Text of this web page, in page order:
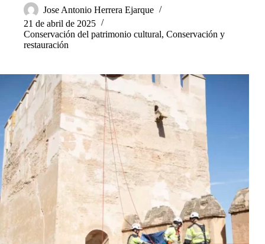
Jose Antonio Herrera Ejarque
21 de abril de 2025
Conservación del patrimonio cultural, Conservación y
restauración